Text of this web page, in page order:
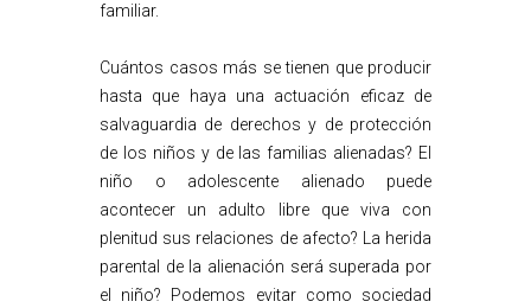
familiar.
Cuántos casos más se tienen que producir
hasta que haya una actuación eficaz de
salvaguardia de derechos y de protección
de los niños y de las familias alienadas? El
niño o adolescente alienado puede
acontecer un adulto libre que viva con
plenitud sus relaciones de afecto? La herida
parental de la alienación será superada por
el niño? Podemos evitar como sociedad